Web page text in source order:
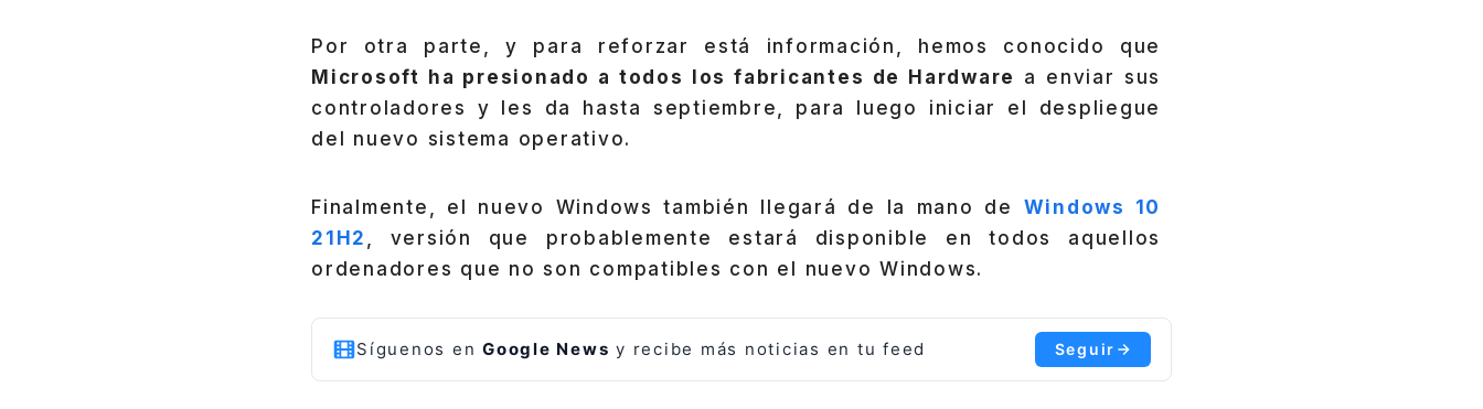
Por otra parte, y para reforzar está información, hemos conocido que
Microsoft ha presionado a todos los fabricantes de Hardware a enviar sus
controladores y les da hasta septiembre, para luego iniciar el despliegue
del nuevo sistema operativo.
Finalmente, el nuevo Windows también llegará de la mano de Windows 10
21H2
, versión que probablemente estará disponible en todos aquellos
ordenadores que no son compatibles con el nuevo Windows.
Síguenos en Google News y recibe más noticias en tu feed Seguir